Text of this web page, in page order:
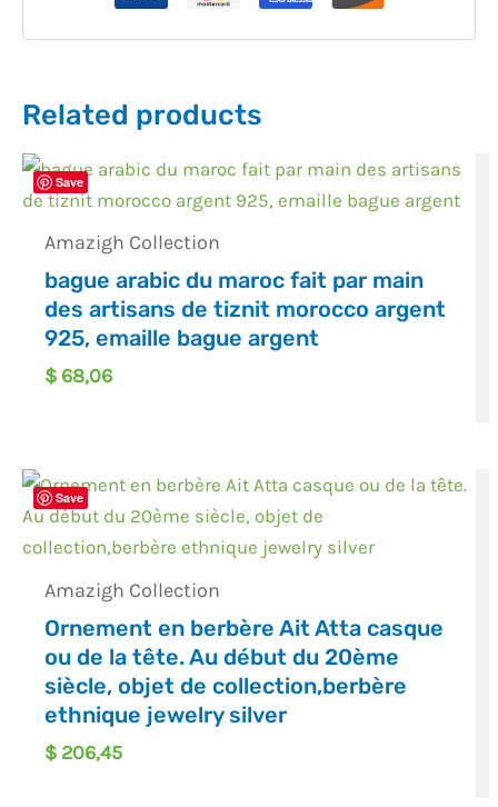
Related products
Save
Amazigh Collection
bague arabic du maroc fait par main
des artisans de tiznit morocco argent
925, emaille bague argent
$ 68,06
Save
Amazigh Collection
Ornement en berbère Ait Atta casque
ou de la tête. Au début du 20ème
siècle, objet de collection,berbère
ethnique jewelry silver
$ 206,45